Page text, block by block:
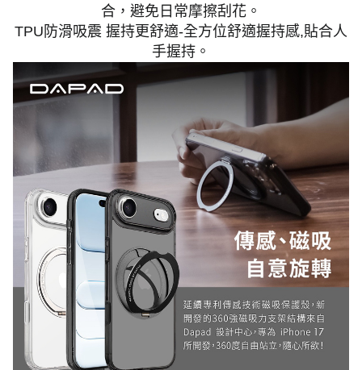
合，避免日常摩擦刮花。
TPU防滑吸震 握持更舒適-全方位舒適握持感,貼合人
手握持。